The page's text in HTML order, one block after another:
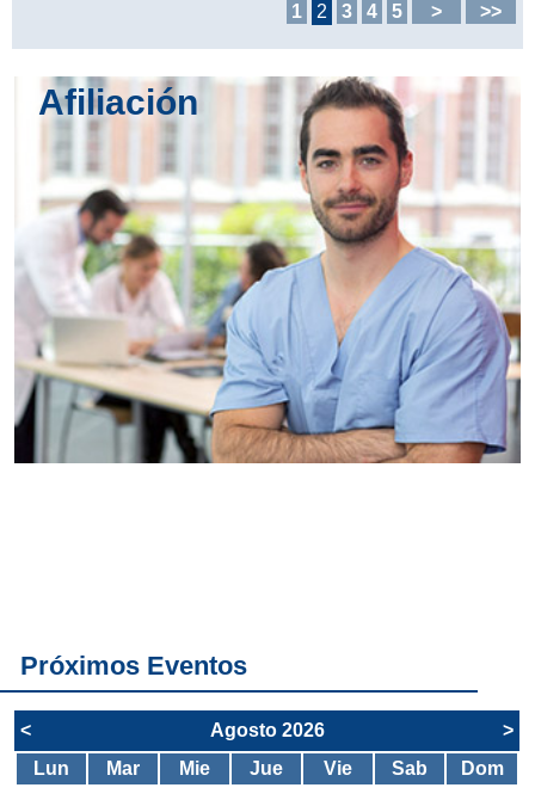
1 2 3 4 5 > >>
Afiliación
Próximos Eventos
< Agosto 2026
>
Lun
Mar Mie Jue Vie Sab Dom